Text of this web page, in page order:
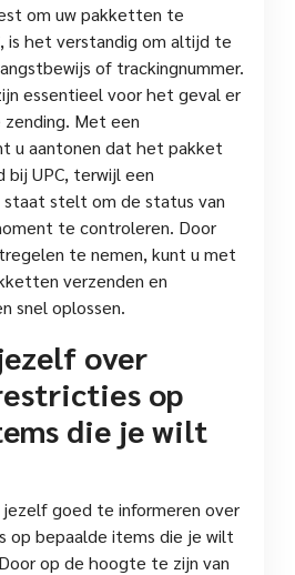
om uw pakketten te
is het verstandig om altijd te
of trackingnummer.
essentieel voor het geval er
Met een
u aantonen dat het pakket
UPC, terwijl een
staat stelt om de status van
te controleren. Door
te nemen, kunt u met
verzenden en
snel oplossen.
over
op
die je wilt
goed te informeren over
op bepaalde items die je wilt
op de hoogte te zijn van